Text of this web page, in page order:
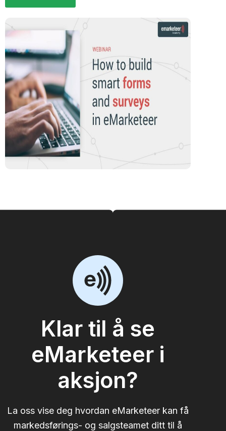
Klar til å se
eMarketeer i
aksjon?
La oss vise deg hvordan eMarketeer kan få
markedsførings- og salgsteamet ditt til å